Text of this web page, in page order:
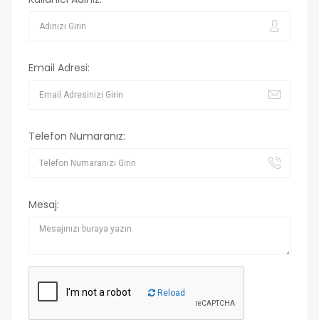
Email Adresi:
Telefon Numaranız:
Mesaj:
Reload